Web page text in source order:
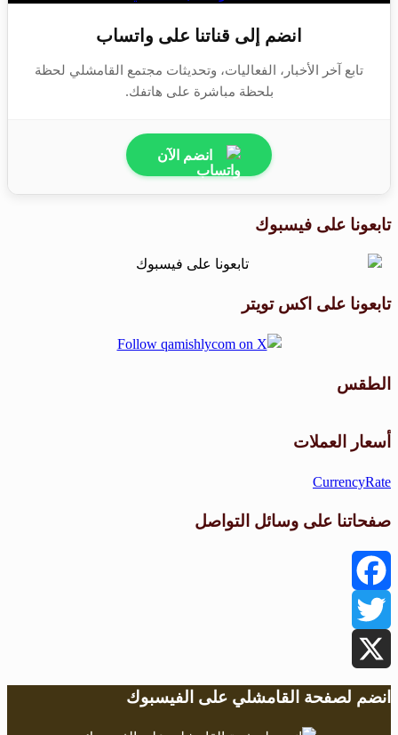
انضم إلى قناتنا على واتساب
تابع آخر الأخبار، الفعاليات، وتحديثات مجتمع القامشلي لحظة
بلحظة مباشرة على هاتفك.
انضم الآن
تابعونا على فيسبوك
تابعونا على اكس تويتر
الطقس
أسعار العملات
CurrencyRate
صفحاتنا على وسائل التواصل
Facebook
Twitter
X
انضم لصفحة القامشلي على الفيسبوك